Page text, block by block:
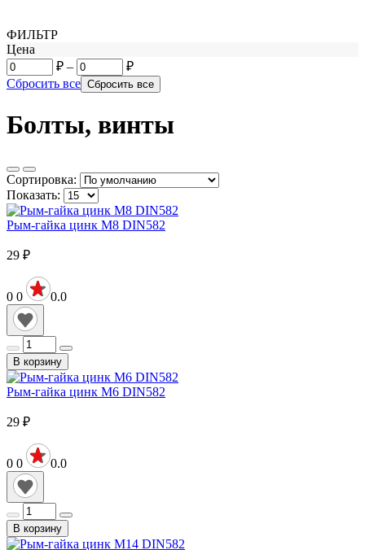
ФИЛЬТР
Цена
₽ –
₽
Сбросить все
Болты, винты
Сортировка:
Показать:
Рым-гайка цинк М8 DIN582
29 ₽
0 0 0.0
В корзину
Рым-гайка цинк М6 DIN582
29 ₽
0 0 0.0
В корзину